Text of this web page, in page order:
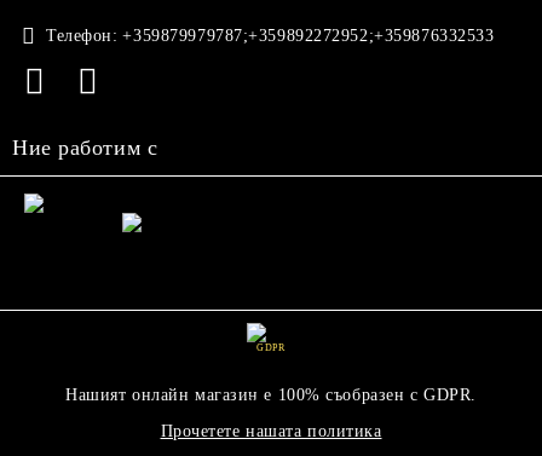
Телефон: +359879979787;+359892272952;+359876332533
Ние работим с
GDPR
Нашият онлайн магазин е 100% съобразен с GDPR.
Прочетете нашата политика